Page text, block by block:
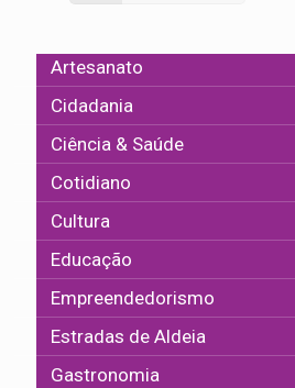
Artesanato
Cidadania
Ciência & Saúde
Cotidiano
Cultura
Educação
Empreendedorismo
Estradas de Aldeia
Gastronomia